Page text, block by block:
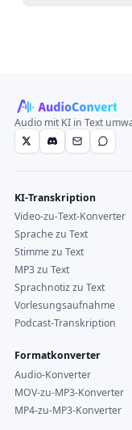
Audio mit KI in Text
KI-Transkription
Video-zu-Text-Konverter
Sprache zu Text
Stimme zu Text
MP3 zu Text
Sprachnotiz zu Text
Vorlesungsaufnahme
Podcast-Transkription
Formatkonverter
Audio-Konverter
MOV-zu-MP3-Konverter
MP4-zu-MP3-Konverter